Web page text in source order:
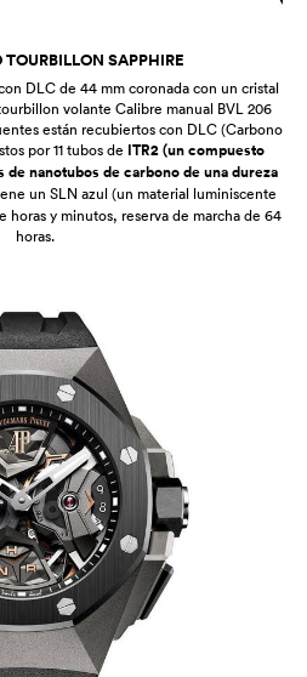
SAPPHIRE
DLC de 44 mm coronada con un cristal
volante Calibre manual BVL 206
están recubiertos con DLC (Carbono
por 11 tubos de ITR2 (un compuesto
nanotubos de carbono de una dureza
un SLN azul (un material luminiscente
y minutos, reserva de marcha de 64
horas.